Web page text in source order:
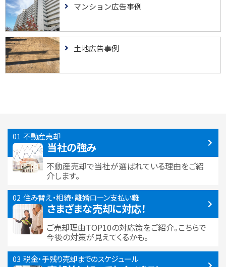
マンション広告事例
土地広告事例
不動産売却
当社の強み
不動産売却で当社が選ばれている理由をご紹
介します。
住み替え・相続・離婚ローン支払い難
さまざまな売却に対応！
ご売却理由TOP10の対応策をご紹介。こちらで
今後の対策が見えてくるかも。
税金・手残り売却までのスケジュール